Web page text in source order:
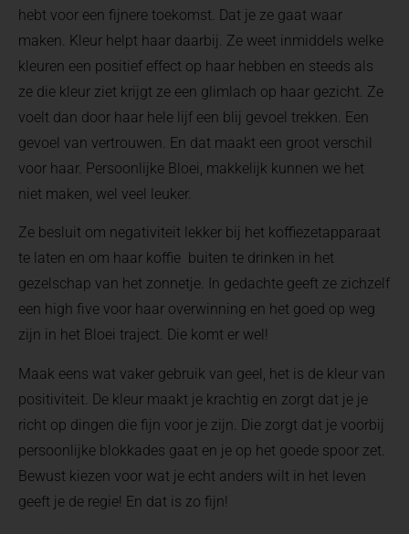
hebt voor een fijnere toekomst. Dat je ze gaat waar
maken. Kleur helpt haar daarbij. Ze weet inmiddels welke
kleuren een positief effect op haar hebben en steeds als
ze die kleur ziet krijgt ze een glimlach op haar gezicht. Ze
voelt dan door haar hele lijf een blij gevoel trekken. Een
gevoel van vertrouwen. En dat maakt een groot verschil
voor haar. Persoonlijke Bloei, makkelijk kunnen we het
niet maken, wel veel leuker.
Ze besluit om negativiteit lekker bij het koffiezetapparaat
te laten en om haar koffie buiten te drinken in het
gezelschap van het zonnetje. In gedachte geeft ze zichzelf
een high five voor haar overwinning en het goed op weg
zijn in het Bloei traject. Die komt er wel!
Maak eens wat vaker gebruik van geel, het is de kleur van
positiviteit. De kleur maakt je krachtig en zorgt dat je je
richt op dingen die fijn voor je zijn. Die zorgt dat je voorbij
persoonlijke blokkades gaat en je op het goede spoor zet.
Bewust kiezen voor wat je echt anders wilt in het leven
geeft je de regie! En dat is zo fijn!